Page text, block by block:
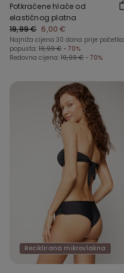
Potkraćene hlače od
elastičnog platna
19,99 € 6,00 €
Najniža cijena 30 dana prije početka
popusta: 19,99 € -70%
Redovna cijena: 19,99 € -70%
Reciklirana mikrovlakna